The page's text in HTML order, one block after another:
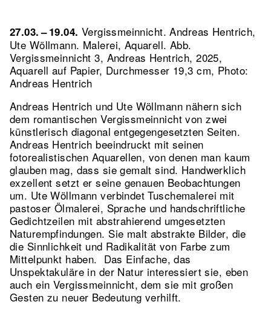
27.03. – 19.04. Vergissmeinnicht. Andreas Hentrich,
Ute Wöllmann. Malerei, Aquarell.Abb.
Vergissmeinnicht 3, Andreas Hentrich, 2025,
Aquarell auf Papier, Durchmesser 19,3 cm, Photo:
Andreas Hentrich
Andreas Hentrich und Ute Wöllmann nähern sich
dem romantischen Vergissmeinnicht von zwei
künstlerisch diagonal entgegengesetzten Seiten.
Andreas Hentrich beeindruckt mit seinen
fotorealistischen Aquarellen, von denen man kaum
glauben mag, dass sie gemalt sind. Handwerklich
exzellent setzt er seine genauen Beobachtungen
um. Ute Wöllmann verbindet Tuschemalerei mit
pastoser Ölmalerei, Sprache und handschriftliche
Gedichtzeilen mit abstrahierend umgesetzten
Naturempfindungen. Sie malt abstrakte Bilder, die
die Sinnlichkeit und Radikalität von Farbe zum
Mittelpunkt haben. Das Einfache, das
Unspektakuläre in der Natur interessiert sie, eben
auch ein Vergissmeinnicht, dem sie mit großen
Gesten zu neuer Bedeutung verhilft.